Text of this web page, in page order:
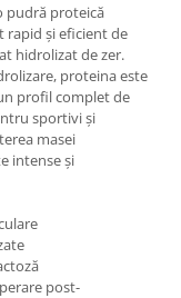
pudră proteică
și eficient de
hidrolizat de zer.
proteina este
profil complet de
sportivi și
masei
intense și
post-